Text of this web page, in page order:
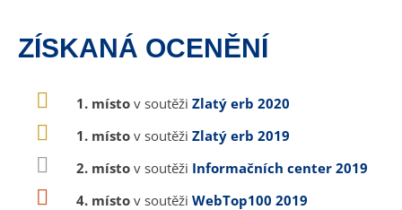
ZÍSKANÁ OCENĚNÍ
1. místo v soutěži Zlatý erb 2020
1. místo v soutěži Zlatý erb 2019
2. místo v soutěži Informačních center 2019
4. místo v soutěži WebTop100 2019